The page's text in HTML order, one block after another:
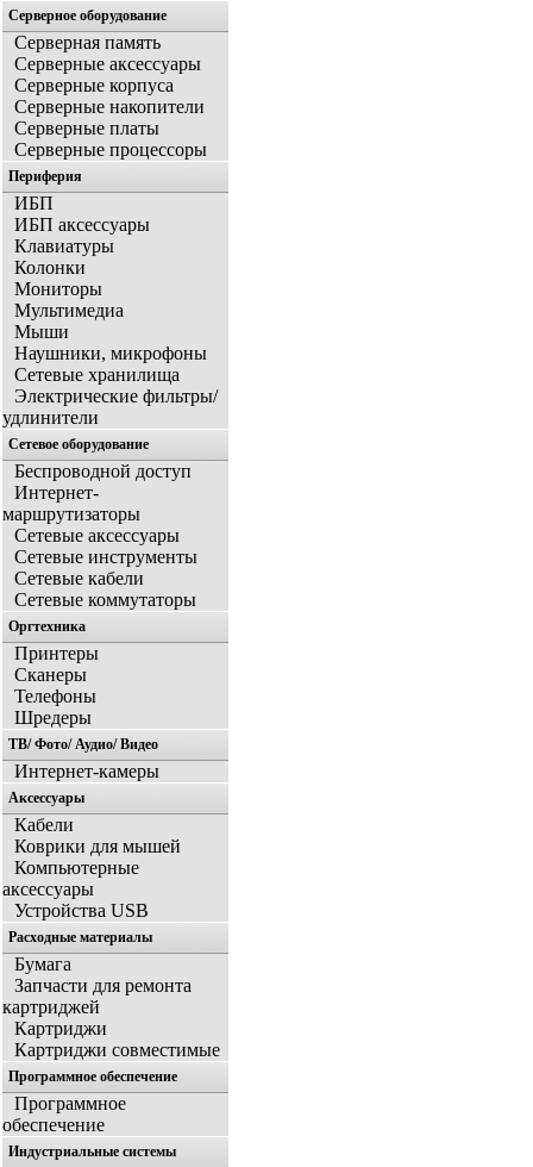
Серверное оборудование
Серверная память
Серверные аксессуары
Серверные корпуса
Серверные накопители
Серверные платы
Серверные процессоры
Периферия
ИБП
ИБП аксессуары
Клавиатуры
Колонки
Мониторы
Мультимедиа
Мыши
Наушники, микрофоны
Сетевые хранилища
Электрические фильтры/
удлинители
Сетевое оборудование
Беспроводной доступ
Интернет-
маршрутизаторы
Сетевые аксессуары
Сетевые инструменты
Сетевые кабели
Сетевые коммутаторы
Оргтехника
Принтеры
Сканеры
Телефоны
Шредеры
ТВ/ Фото/ Аудио/ Видео
Интернет-камеры
Аксессуары
Кабели
Коврики для мышей
Компьютерные
аксессуары
Устройства USB
Расходные материалы
Бумага
Запчасти для ремонта
картриджей
Картриджи
Картриджи совместимые
Программное обеспечение
Программное
обеспечение
Индустриальные системы